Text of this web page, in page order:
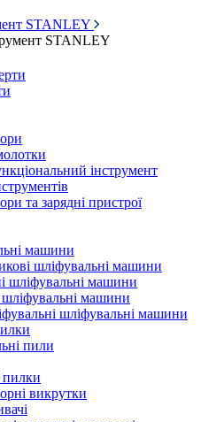
STANLEY
STANLEY
інструмент
та зарядні пристрої
машини
шліфувальні машини
шліфувальні машини
шліфувальні машини
шліфувальні машини
пили
пилки
викрутки